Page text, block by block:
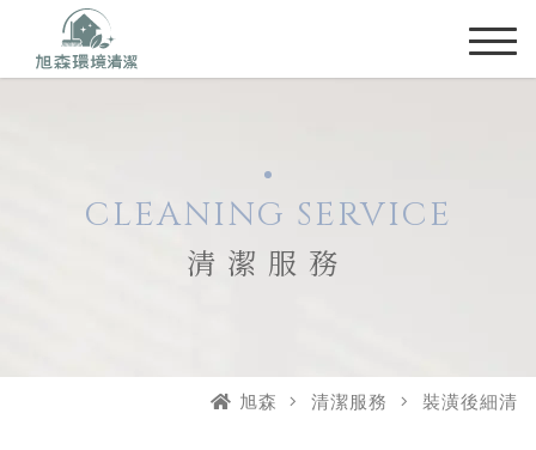
CLEANING SERVICE
清潔服務
旭森 清潔服務 裝潢後細清